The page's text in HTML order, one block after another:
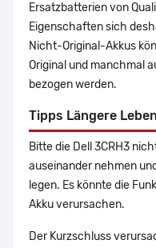
Ersatzbatterien von
Eigenschaften sich
Nicht-Original-Akkus
Original und manchmal
bezogen werden.
Tipps Längere
Bitte die Dell 3CRH3
auseinander nehmen
legen. Es könnte die
Akku verursachen.
Der Kurzschluss